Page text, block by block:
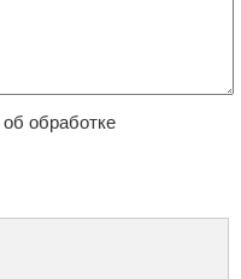
об обработке